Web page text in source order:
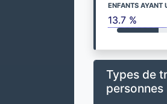
ENFANTS AYANT
13.7 %
Types de